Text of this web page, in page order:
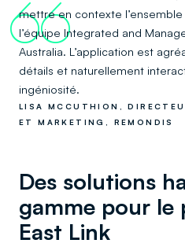
mettre en contexte
l’équipe Integrated and
Australia. L’application est
détails et naturellement
ingéniosité.
66
LISA MCCUTHION,
ET MARKETING, REMONDIS
Des solutions
gamme pour
East Link